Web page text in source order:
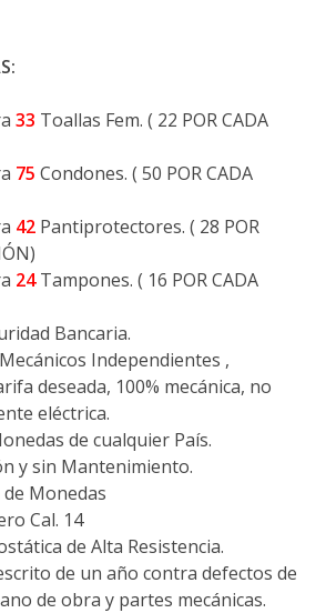
33 Toallas Fem. ( 22 POR CADA
75 Condones. ( 50 POR CADA
42 Pantiprotectores. ( 28 POR
24Tampones. ( 16 POR CADA
Bancaria.
Independientes ,
deseada, 100% mecánica, no
eléctrica.
de cualquier País.
y sin Mantenimiento.
Monedas
Cal. 14
de Alta Resistencia.
de un año contra defectos de
de obra y partes mecánicas.